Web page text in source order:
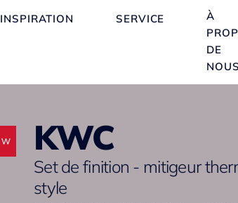
INSPIRATION SERVICE
À
DE
NOUS
KWC
Set de finition - mitigeur
style